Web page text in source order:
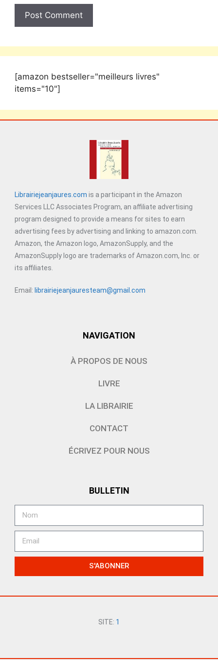
[amazon bestseller="meilleurs livres"
items="10"]
Librairiejeanjaures.com is a participant in the Amazon
Services LLC Associates Program, an affiliate advertising
program designed to provide a means for sites to earn
advertising fees by advertising and linking to amazon.com.
Amazon, the Amazon logo, AmazonSupply, and the
AmazonSupply logo are trademarks of Amazon.com, Inc. or
its affiliates.
Email: librairiejeanjauresteam@gmail.com
NAVIGATION
À PROPOS DE NOUS
LIVRE
LA LIBRAIRIE
CONTACT
ÉCRIVEZ POUR NOUS
BULLETIN
S'ABONNER
SITE: 1